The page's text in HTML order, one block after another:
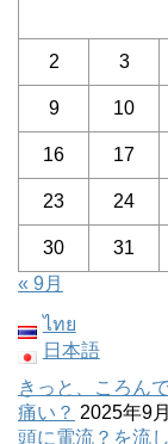
2 3
9 10
16 17
23 24
30
31
« 9月
ไทย
日本語
きっと、ころん
痛い？ 2025年9
頭に電流？を流